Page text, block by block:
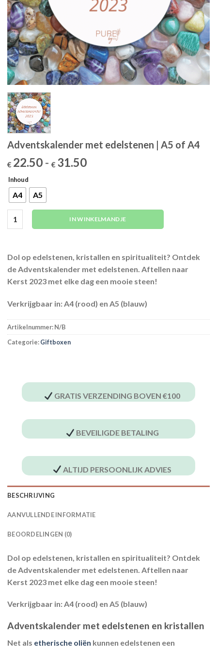
Adventskalender met edelstenen | A5 of A4
€ 22.50 - € 31.50Prijsklasse:
Inhoud
A4 A5
IN WINKELMANDJE
Dol op edelstenen, kristallen en spiritualiteit? Ontdek
de Adventskalender met edelstenen. Aftellen naar
Kerst 2023 met elke dag een mooie steen!
Verkrijgbaar in: A4 (rood) en A5 (blauw)
Artikelnummer:N/B
Categorie:Giftboxen
GRATIS VERZENDING BOVEN €100
BEVEILIGDE BETALING
ALTIJD PERSOONLIJK ADVIES
BESCHRIJVING
AANVULLENDE INFORMATIE
BEOORDELINGEN (0)
Dol op edelstenen, kristallen en spiritualiteit? Ontdek
de Adventskalender met edelstenen. Aftellen naar
Kerst 2023 met elke dag een mooie steen!
Verkrijgbaar in:A4 (rood) en A5 (blauw)
Adventskalender met edelstenen en kristallen
Net als etherische oliën kunnen edelstenen een